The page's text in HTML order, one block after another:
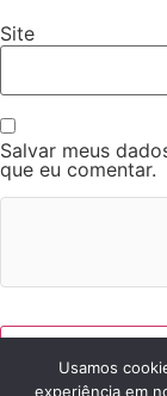
Site
Salvar meus
que eu comentar.
Usamos
experiência em